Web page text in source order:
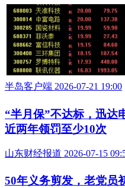
半岛客户端 2026-07-21 19:00
“半月保”不达标，迅达
近两年领罚至少10次
山东财经报道 2026-07-15
50年义务剪发，老党员